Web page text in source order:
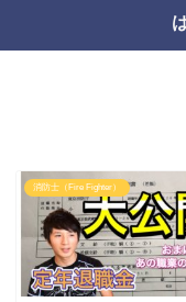
消防士（Fire Fighter）